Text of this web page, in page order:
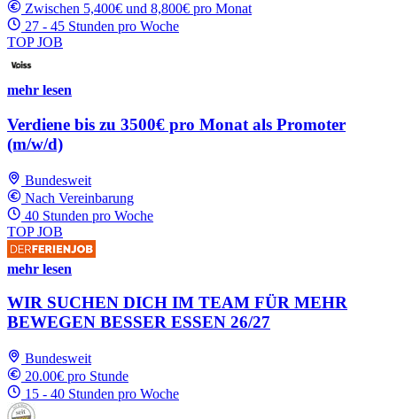
Zwischen 5,400€ und 8,800€ pro Monat
27 - 45 Stunden pro Woche
TOP JOB
mehr lesen
Verdiene bis zu 3500€ pro Monat als Promoter
(m/w/d)
Bundesweit
Nach Vereinbarung
40 Stunden pro Woche
TOP JOB
mehr lesen
WIR SUCHEN DICH IM TEAM FÜR MEHR
BEWEGEN BESSER ESSEN 26/27
Bundesweit
20.00€ pro Stunde
15 - 40 Stunden pro Woche